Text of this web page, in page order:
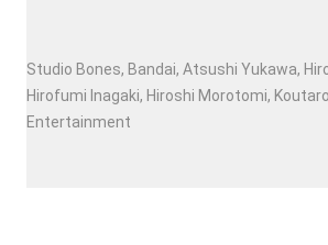
Studio Bones, Bandai, Atsushi Yukawa,
Hirofumi Inagaki, Hiroshi Morotomi,
Entertainment